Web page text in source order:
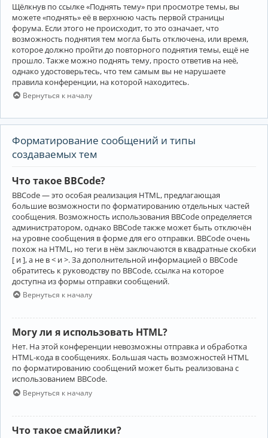
Щёлкнув по ссылке «Поднять тему» при просмотре темы, вы
можете «поднять» её в верхнюю часть первой страницы
форума. Если этого не происходит, то это означает, что
возможность поднятия тем могла быть отключена, или время,
которое должно пройти до повторного поднятия темы, ещё не
прошло. Также можно поднять тему, просто ответив на неё,
однако удостоверьтесь, что тем самым вы не нарушаете
правила конференции, на которой находитесь.
Вернуться к началу
Форматирование сообщений и типы
создаваемых тем
Что такое BBCode?
BBCode — это особая реализация HTML, предлагающая
большие возможности по форматированию отдельных частей
сообщения. Возможность использования BBCode определяется
администратором, однако BBCode также может быть отключён
на уровне сообщения в форме для его отправки. BBCode очень
похож на HTML, но теги в нём заключаются в квадратные скобки
[ и ], а не в < и >. За дополнительной информацией о BBCode
обратитесь к руководству по BBCode, ссылка на которое
доступна из формы отправки сообщений.
Вернуться к началу
Могу ли я использовать HTML?
Нет. На этой конференции невозможны отправка и обработка
HTML-кода в сообщениях. Большая часть возможностей HTML
по форматированию сообщений может быть реализована с
использованием BBCode.
Вернуться к началу
Что такое смайлики?